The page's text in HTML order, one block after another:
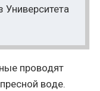
Университета
проводят
воде.